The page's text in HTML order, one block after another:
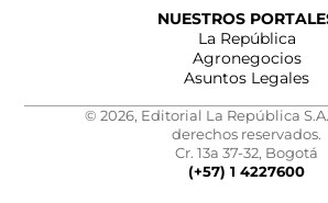
NUESTROS
La República
Agronegocios
Asuntos Legales
© 2026, Editorial La República
derechos reservados.
Cr. 13a 37-32, Bogotá
(+57) 1 4227600